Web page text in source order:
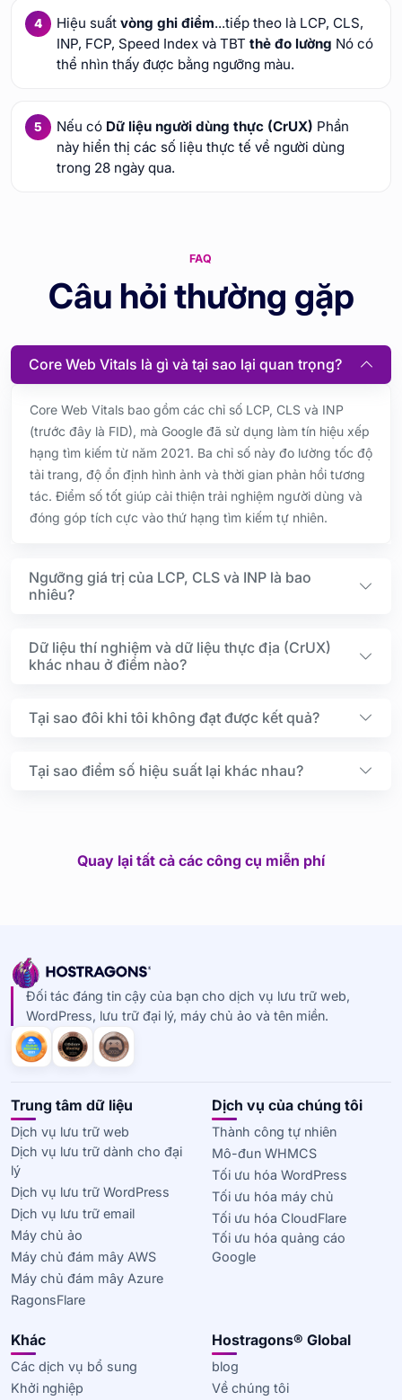
Hiệu suất vòng ghi điểm...tiếp theo là LCP, CLS,
INP, FCP, Speed Index và TBT thẻ đo lường Nó có
thể nhìn thấy được bằng ngưỡng màu.
Nếu có Dữ liệu người dùng thực (CrUX) Phần
này hiển thị các số liệu thực tế về người dùng
trong 28 ngày qua.
FAQ
Câu hỏi thường gặp
Core Web Vitals là gì và tại sao lại quan trọng?
Core Web Vitals bao gồm các chỉ số LCP, CLS và INP
(trước đây là FID), mà Google đã sử dụng làm tín hiệu xếp
hạng tìm kiếm từ năm 2021. Ba chỉ số này đo lường tốc độ
tải trang, độ ổn định hình ảnh và thời gian phản hồi tương
tác. Điểm số tốt giúp cải thiện trải nghiệm người dùng và
đóng góp tích cực vào thứ hạng tìm kiếm tự nhiên.
Ngưỡng giá trị của LCP, CLS và INP là bao
nhiêu?
Dữ liệu thí nghiệm và dữ liệu thực địa (CrUX)
khác nhau ở điểm nào?
Tại sao đôi khi tôi không đạt được kết quả?
Tại sao điểm số hiệu suất lại khác nhau?
Quay lại tất cả các công cụ miễn phí
Đối tác đáng tin cậy của bạn cho dịch vụ lưu trữ web,
WordPress, lưu trữ đại lý, máy chủ ảo và tên miền.
Trung tâm dữ liệu
Dịch vụ lưu trữ web
Dịch vụ lưu trữ dành cho đại
lý
Dịch vụ lưu trữ WordPress
Dịch vụ lưu trữ email
Máy chủ ảo
Máy chủ đám mây AWS
Máy chủ đám mây Azure
RagonsFlare
Dịch vụ của chúng tôi
Thành công tự nhiên
Mô-đun WHMCS
Tối ưu hóa WordPress
Tối ưu hóa máy chủ
Tối ưu hóa CloudFlare
Tối ưu hóa quảng cáo
Google
Khác
Các dịch vụ bổ sung
Khởi nghiệp
Hostragons® Global
blog
Về chúng tôi